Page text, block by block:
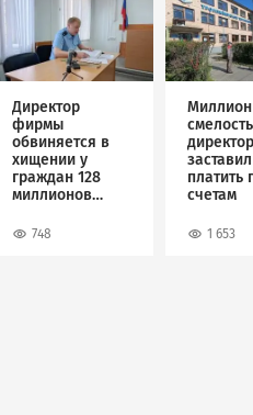
Директор
фирмы
обвиняется в
хищении у
граждан 128
миллионов
748
платить
счетам
1 653